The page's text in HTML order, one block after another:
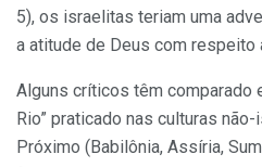
5), os israelitas teriam uma
a atitude de Deus com respeito
Alguns críticos têm comparado
Rio” praticado nas culturas
Próximo (Babilônia, Assíria,